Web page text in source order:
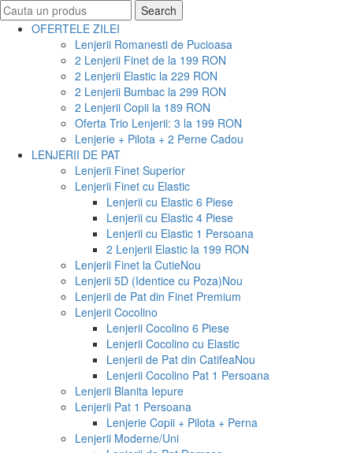
Search
for:
Search
OFERTELE ZILEI
Lenjerii Romanesti de Pucioasa
2 Lenjerii Finet de la 199 RON
2 Lenjerii Elastic la 229 RON
2 Lenjerii Bumbac la 299 RON
2 Lenjerii Copii la 189 RON
Oferta Trio Lenjerii: 3 la 199 RON
Lenjerie + Pilota + 2 Perne Cadou
LENJERII DE PAT
Lenjerii Finet Superior
Lenjerii Finet cu Elastic
Lenjerii cu Elastic 6 Piese
Lenjerii cu Elastic 4 Piese
Lenjerii cu Elastic 1 Persoana
2 Lenjerii Elastic la 199 RON
Lenjerii Finet la CutieNou
Lenjerii 5D (Identice cu Poza)Nou
Lenjerii de Pat din Finet Premium
Lenjerii Cocolino
Lenjerii Cocolino 6 Piese
Lenjerii Cocolino cu Elastic
Lenjerii de Pat din CatifeaNou
Lenjerii Cocolino Pat 1 Persoana
Lenjerii Blanita Iepure
Lenjerii Pat 1 Persoana
Lenjerie Copii + Pilota + Perna
Lenjerii Moderne/Uni